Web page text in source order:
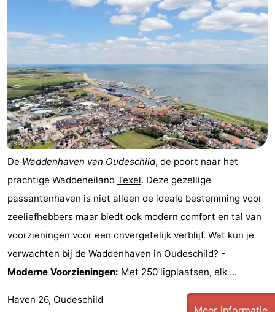
Koog
Oudeschild
De
Waal
-
Oosterend
Natuur
Mooiste
uitkijkpunten
Overnachten
-
en
Zee
De
Vlijt
-
Hoeve
-
De Waddenhaven van Oudeschild, de poort naar het
prachtige Waddeneiland Texel. Deze gezellige
passantenhaven is niet alleen de ideale bestemming voor
zeeliefhebbers maar biedt ook modern comfort en tal van
voorzieningen voor een onvergetelijk verblijf. Wat kun je
verwachten bij de Waddenhaven in Oudeschild? -
Moderne Voorzieningen: Met 250 ligplaatsen, elk ...
Haven 26, Oudeschild